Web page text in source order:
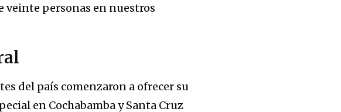
veinte personas en nuestros
del país comenzaron a ofrecer su
en Cochabamba y Santa Cruz